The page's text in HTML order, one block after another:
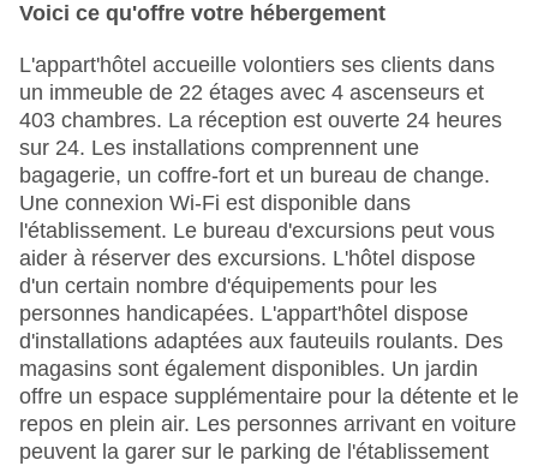
Voici ce qu'offre votre hébergement
L'appart'hôtel accueille volontiers ses clients dans
un immeuble de 22 étages avec 4 ascenseurs et
403 chambres. La réception est ouverte 24 heures
sur 24. Les installations comprennent une
bagagerie, un coffre-fort et un bureau de change.
Une connexion Wi-Fi est disponible dans
l'établissement. Le bureau d'excursions peut vous
aider à réserver des excursions. L'hôtel dispose
d'un certain nombre d'équipements pour les
personnes handicapées. L'appart'hôtel dispose
d'installations adaptées aux fauteuils roulants. Des
magasins sont également disponibles. Un jardin
offre un espace supplémentaire pour la détente et le
repos en plein air. Les personnes arrivant en voiture
peuvent la garer sur le parking de l'établissement